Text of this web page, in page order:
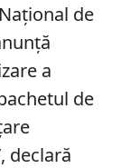
de
a
de
declară